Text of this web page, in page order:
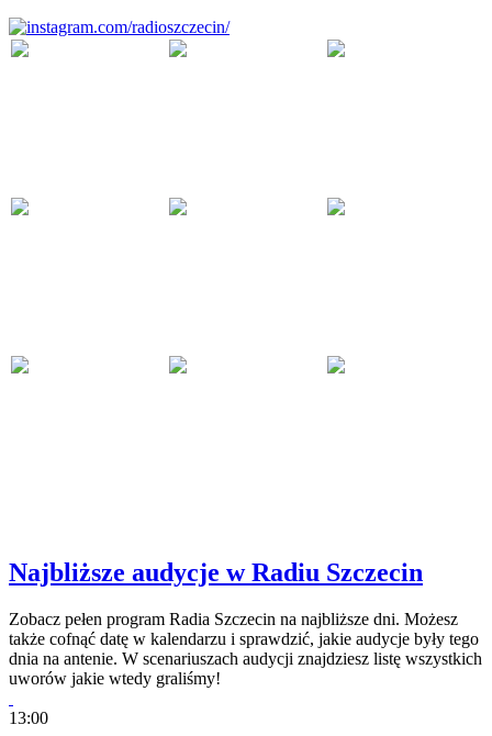
Najbliższe audycje w Radiu Szczecin
Zobacz pełen program Radia Szczecin na najbliższe dni. Możesz
także cofnąć datę w kalendarzu i sprawdzić, jakie audycje były tego
dnia na antenie. W scenariuszach audycji znajdziesz listę wszystkich
uworów jakie wtedy graliśmy!
13:00